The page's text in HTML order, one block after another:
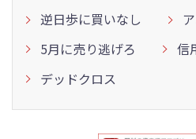
逆日歩に買いなし
5月に売り逃げろ
信
デッドクロス